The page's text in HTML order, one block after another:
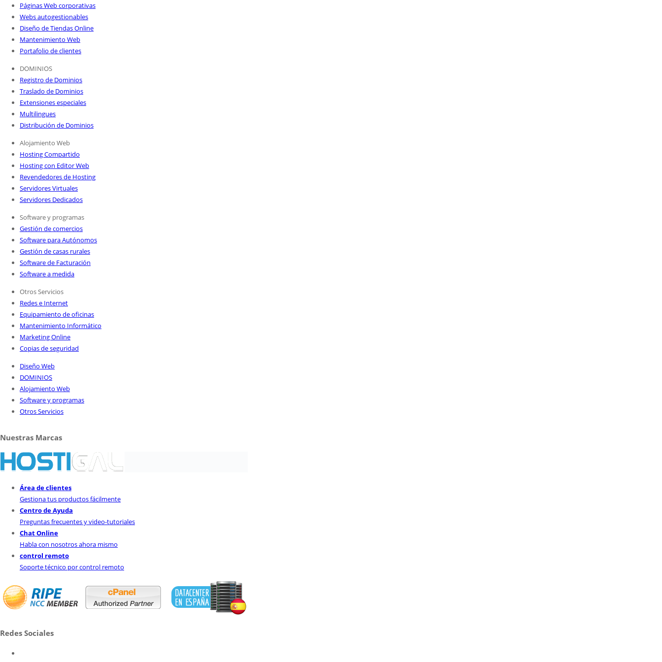
Páginas Web corporativas
Webs autogestionables
Diseño de Tiendas Online
Mantenimiento Web
Portafolio de clientes
DOMINIOS
Registro de Dominios
Traslado de Dominios
Extensiones especiales
Multilingues
Distribución de Dominios
Alojamiento Web
Hosting Compartido
Hosting con Editor Web
Revendedores de Hosting
Servidores Virtuales
Servidores Dedicados
Software y programas
Gestión de comercios
Software para Autónomos
Gestión de casas rurales
Software de Facturación
Software a medida
Otros Servicios
Redes e Internet
Equipamiento de oficinas
Mantenimiento Informático
Marketing Online
Copias de seguridad
Diseño Web
DOMINIOS
Alojamiento Web
Software y programas
Otros Servicios
Nuestras Marcas
Área de clientes
Gestiona tus productos fácilmente
Centro de Ayuda
Preguntas frecuentes y video-tutoriales
Chat Online
Habla con nosotros ahora mismo
control remoto
Soporte técnico por control remoto
Redes Sociales